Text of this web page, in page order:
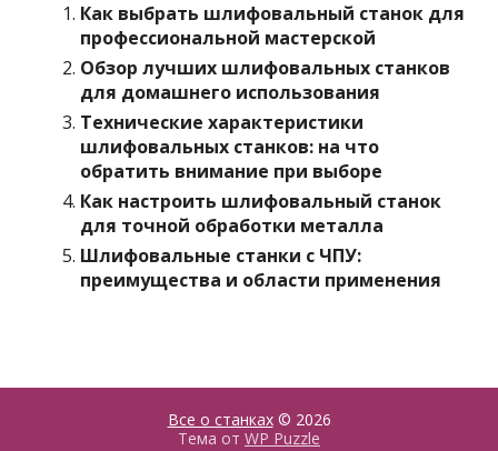
Как выбрать шлифовальный станок для
профессиональной мастерской
Обзор лучших шлифовальных станков
для домашнего использования
Технические характеристики
шлифовальных станков: на что
обратить внимание при выборе
Как настроить шлифовальный станок
для точной обработки металла
Шлифовальные станки с ЧПУ:
преимущества и области применения
Все о станках© 2026
Тема от WP Puzzle